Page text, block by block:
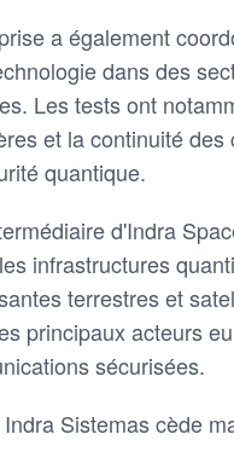
a également
dans des
Les tests ont
et la continuité
quantique.
d'Indra
infrastructures
terrestres et
principaux acteurs
sécurisées.
Sistemas cède